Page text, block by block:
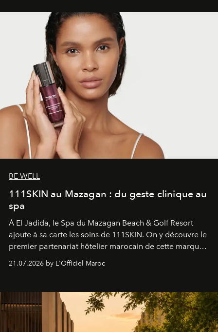
BE WELL
111SKIN au Mazagan : du geste clinique au
spa
À El Jadida, le Spa du Mazagan Beach & Golf Resort
ajoute à sa carte les soins de 111SKIN. On y découvre le
premier partenariat hôtelier marocain de cette marque
britannique, née dans un cabinet de chirurgie plastique
londonien et construite depuis autour d'un actif breveté,
21.07.2026 by L'Officiel Maroc